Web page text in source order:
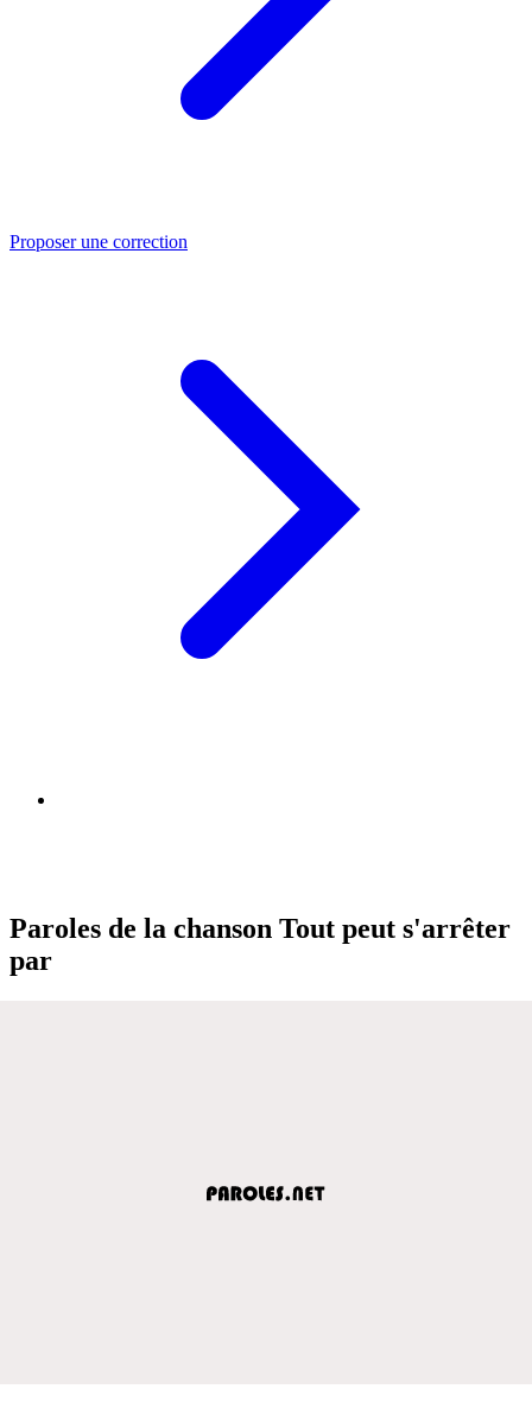
Proposer une correction
Paroles de la chanson Tout peut s'arrêter
par